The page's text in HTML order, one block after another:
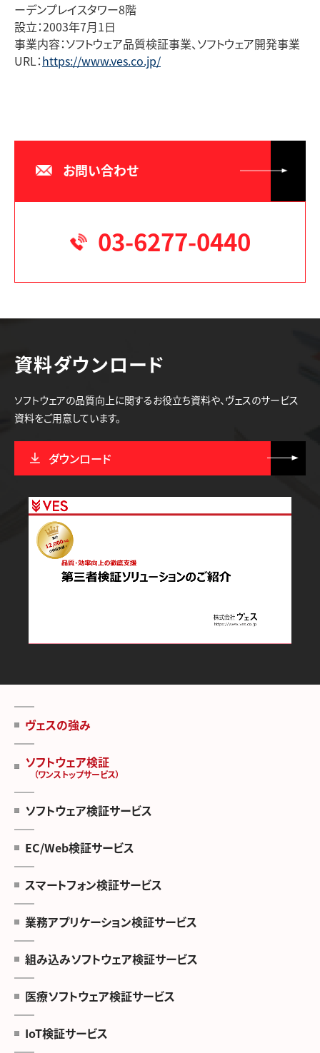
ーデンプレイスタワー8階
設立：2003年7月1日
事業内容：ソフトウェア品質検証事業、ソフトウェア開発事業
URL：https://www.ves.co.jp/
お問い合わせ
03-6277-0440
資料ダウンロード
ソフトウェアの品質向上に関するお役立ち資料や、ヴェスのサービス
資料をご用意しています。
ダウンロード
ヴェスの強み
ソフトウェア検証
（ワンストップサービス）
ソフトウェア検証サービス
EC/Web検証サービス
スマートフォン検証サービス
業務アプリケーション検証サービス
組み込みソフトウェア検証サービス
医療ソフトウェア検証サービス
IoT検証サービス